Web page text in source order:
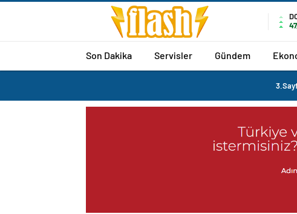
Son Dakika Servisler Gündem